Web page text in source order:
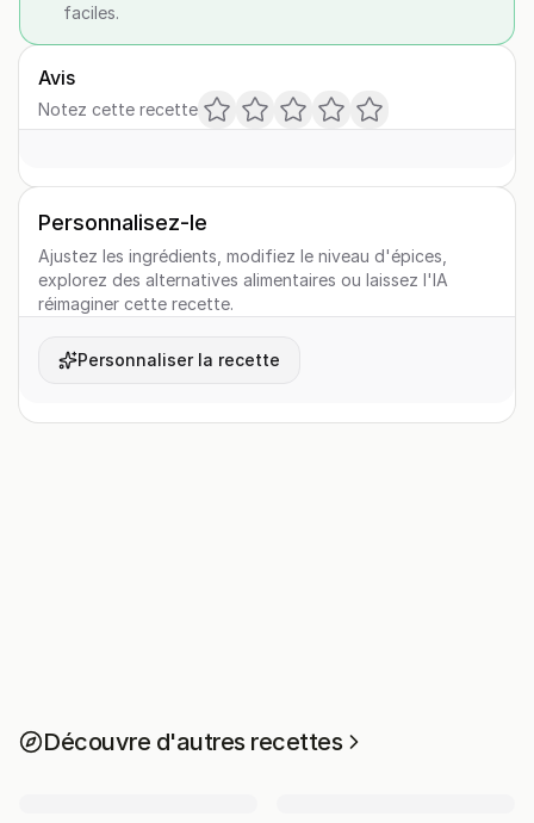
faciles.
Avis
Notez cette recette
Personnalisez-le
Ajustez les ingrédients, modifiez le niveau d'épices,
explorez des alternatives alimentaires ou laissez l'IA
réimaginer cette recette.
Personnaliser la recette
Découvre d'autres recettes